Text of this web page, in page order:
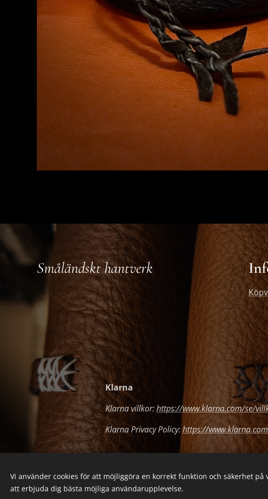
Småländskt hantverk
Klarna
Klarna villkor:https://www.klarna.com/se/
Klarna Privacy Policy:https://
Vi använder cookies för att möjliggöra en korrekt funktion och säkerhet på
att erbjuda dig bästa möjliga användarupplevelse.